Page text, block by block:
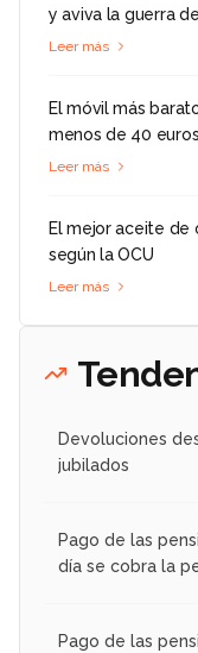
y aviva la guerra
Leer más
El móvil más
menos de 40 euros
Leer más
El mejor aceite de
según la OCU
Leer más
Devoluciones
jubilados
Pago de las
día se cobra la
Pago de las